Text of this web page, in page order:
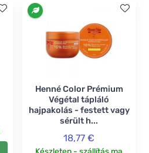
Henné Color Prémium
Végétal tápláló
hajpakolás - festett vagy
sérült h...
18,77 €